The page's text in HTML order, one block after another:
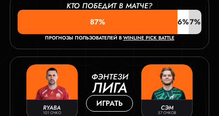
КТО ПОБЕДИТ В МАТЧЕ?
87%
6%7%
ПРОГНОЗЫ ПОЛЬЗОВАТЕЛЕЙ В WINLINE PICK BATTLE
RYABA
101 ОЧКО
ФЭНТЕЗИ
ЛИГА
ИГРАТЬ СЭМ
57 ОЧКОВ